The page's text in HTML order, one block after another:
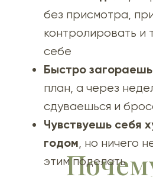
без присмотра,
контролировать и
себе
Быстро
план, а через
сдуваешься и
Чувствуешь себя
годом, но ничего
этим поделать